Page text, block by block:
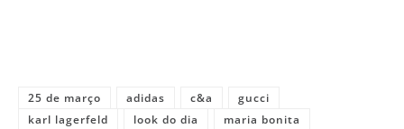
25 de março adidas c&a
gucci
karl lagerfeld
look do dia maria bonita